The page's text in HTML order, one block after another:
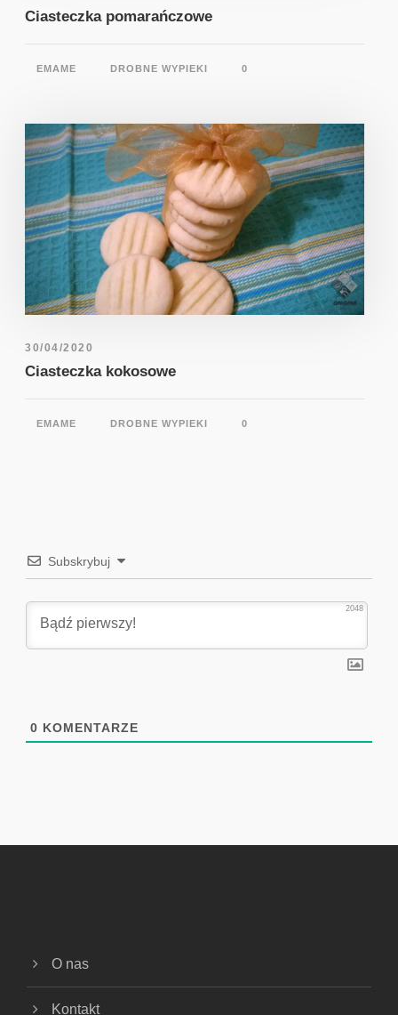
Ciasteczka pomarańczowe
EMAME DROBNE WYPIEKI 0
30/04/2020
Ciasteczka kokosowe
EMAME DROBNE WYPIEKI 0
Subskrybuj
2048
0 KOMENTARZE
O nas
Kontakt